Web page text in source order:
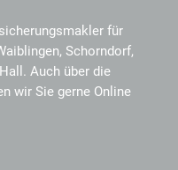
für
Schorndorf,
Auch über die
wir Sie gerne Online